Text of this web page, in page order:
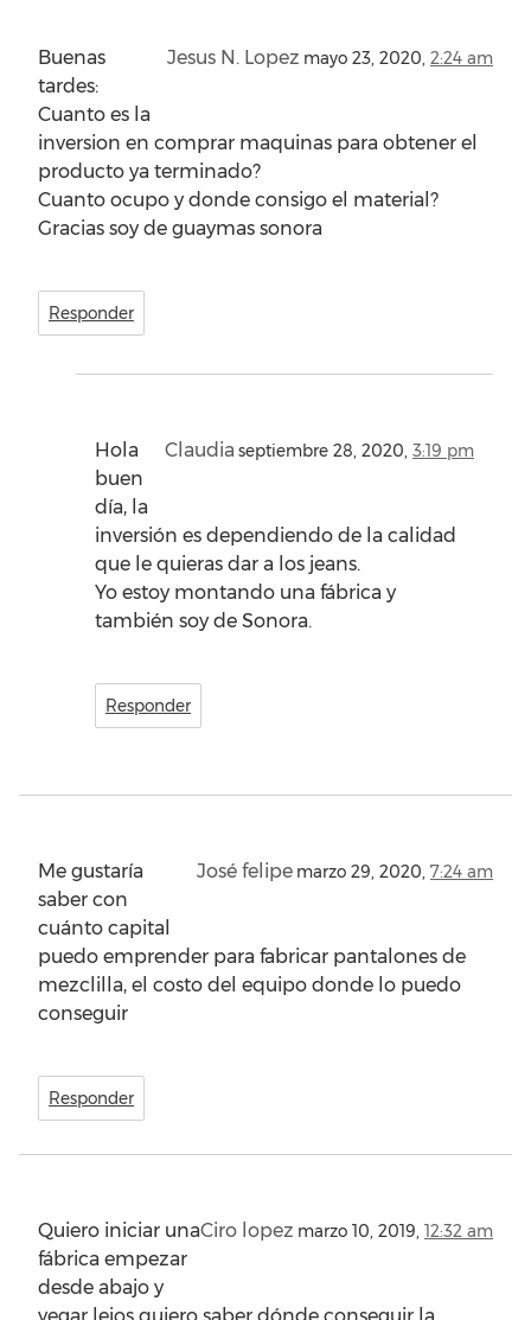
Jesus N. Lopez mayo 23, 2020, 2:24 am
Buenas
tardes:
Cuanto es la
inversion en comprar maquinas para obtener el
producto ya terminado?
Cuanto ocupo y donde consigo el material?
Gracias soy de guaymas sonora
Responder
Claudia septiembre 28, 2020, 3:19 pm
Hola
buen
día, la
inversión es dependiendo de la calidad
que le quieras dar a los jeans.
Yo estoy montando una fábrica y
también soy de Sonora.
Responder
José felipe marzo 29, 2020, 7:24 am
Me gustaría
saber con
cuánto capital
puedo emprender para fabricar pantalones de
mezclilla, el costo del equipo donde lo puedo
conseguir
Responder
Ciro lopez marzo 10, 2019, 12:32 am
Quiero iniciar una
fábrica empezar
desde abajo y